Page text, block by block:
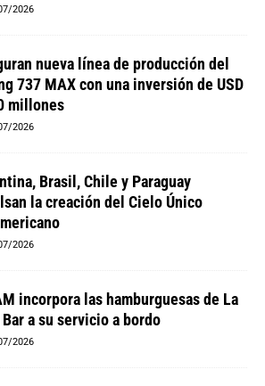
2026
nueva línea de producción del
737 MAX con una inversión de USD
millones
2026
Brasil, Chile y Paraguay
la creación del Cielo Único
2026
incorpora las hamburguesas de La
a su servicio a bordo
2026